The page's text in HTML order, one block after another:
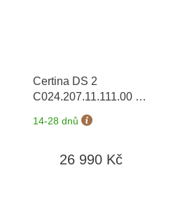
Certina DS 2
C024.207.11.111.00 +
prodloužená záruka 5
let
14-28 dnů
26 990 Kč